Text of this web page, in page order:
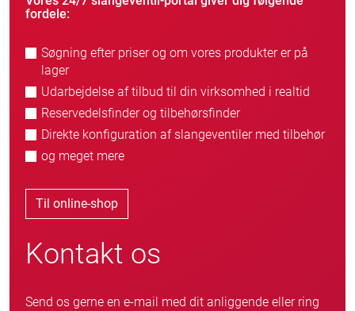
fordele:
Søgning efter priser og om vores produkter er på
lager
Udarbejdelse af tilbud til din virksomhed i realtid
Reservedelsfinder og tilbehørsfinder
Direkte konfiguration af slangeventiler med tilbehør
og meget mere
Til online-shop
Kontakt os
Send os gerne en e-mail med dit anliggende eller ring